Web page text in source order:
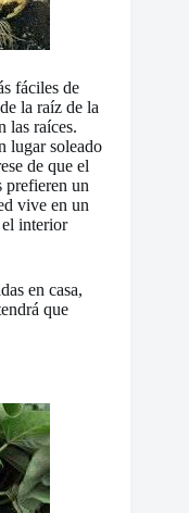
fáciles de
la raíz de la
las raíces.
lugar soleado
de que el
prefieren un
vive en un
el interior
en casa,
que